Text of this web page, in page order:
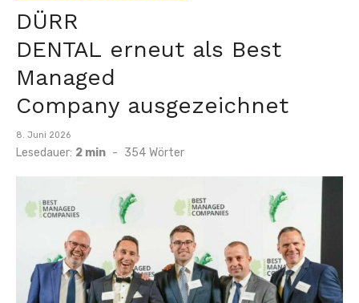
DÜRR
DENTAL erneut als Best
Managed
Company ausgezeichnet
Veröffentlicht
am
8. Juni 2026
Lesedauer: 2 min - 354 Wörter